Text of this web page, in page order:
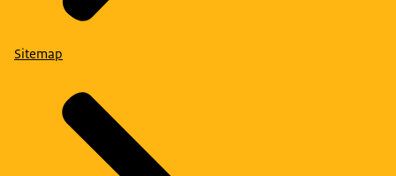
Sitemap